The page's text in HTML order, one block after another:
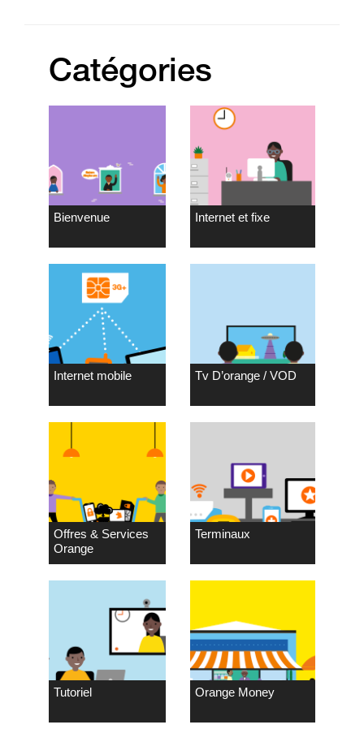
Catégories
Bienvenue Internet et fixe
Internet mobile Tv D’orange / VOD
Offres & Services
Orange
Terminaux
Tutoriel Orange Money